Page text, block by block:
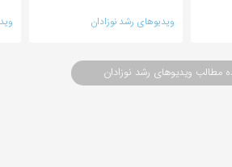
ویدیوهای رشد نوزادان
مطالب ویدیوهای رشد نوزادان